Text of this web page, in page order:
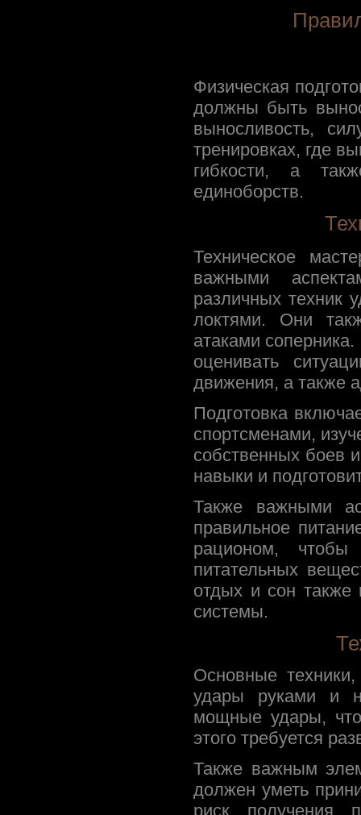
Физическая
должны быть
выносливость,
тренировках, где
гибкости, а
единоборств.
Техническое
важными
различных техник
локтями. Они
атаками
оценивать
движения, а также
Подготовка
спортсменами,
собственных боев
навыки и
Также важными
правильное
рационом, чтобы
питательных
отдых и сон
системы.
Основные
удары руками и
мощные удары,
этого требуется
Также важным
должен уметь
риск получения